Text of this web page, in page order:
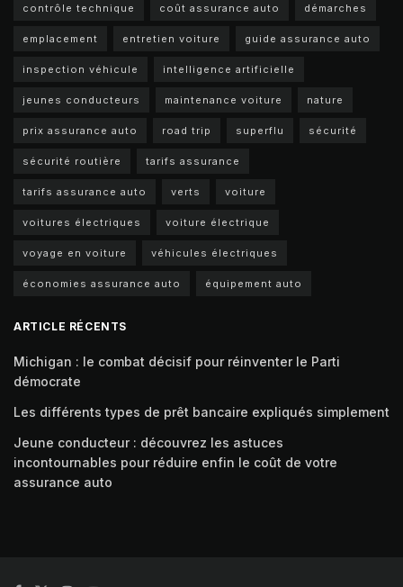
contrôle technique coût assurance auto démarches
emplacement entretien voiture guide assurance auto
inspection véhicule intelligence artificielle
jeunes conducteurs maintenance voiture nature
prix assurance auto road trip superflu sécurité
sécurité routière tarifs assurance
tarifs assurance auto verts voiture
voitures électriques voiture électrique
voyage en voiture véhicules électriques
économies assurance auto équipement auto
ARTICLE RÉCENTS
Michigan : le combat décisif pour réinventer le Parti
démocrate
Les différents types de prêt bancaire expliqués simplement
Jeune conducteur : découvrez les astuces
incontournables pour réduire enfin le coût de votre
assurance auto